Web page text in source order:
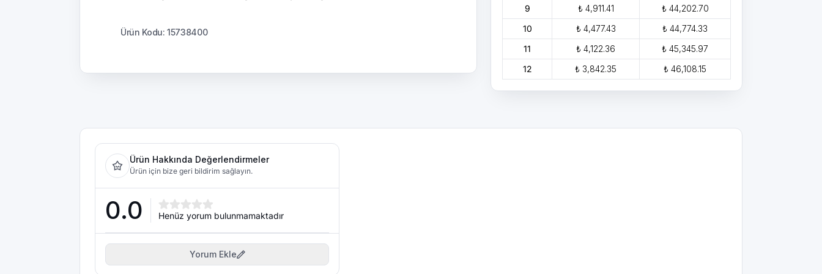
Ürün Kodu: 15738400
9
₺ 4,911.41
₺ 44,202.70
10
₺ 4,477.43
₺ 44,774.33
11
₺ 4,122.36
₺ 45,345.97
12
₺ 3,842.35 ₺ 46,108.15
Ürün Hakkında Değerlendirmeler
Ürün için bize geri bildirim sağlayın.
0.0 Henüz yorum bulunmamaktadır
Yorum Ekle